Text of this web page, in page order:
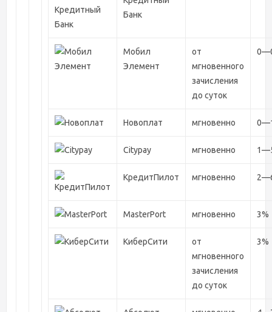
Банк
Мобил
Элемент
от
мгновенного
зачисления
до суток
Новоплат мгновенно
Citypay мгновенно
КредитПилот мгновенно
MasterPort мгновенно 3%
КиберCити
от
мгновенного
зачисления
до суток
3%